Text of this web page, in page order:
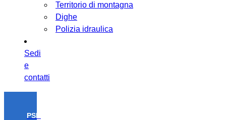
Territorio di montagna
Dighe
Polizia idraulica
Sedi
e
contatti
PSR